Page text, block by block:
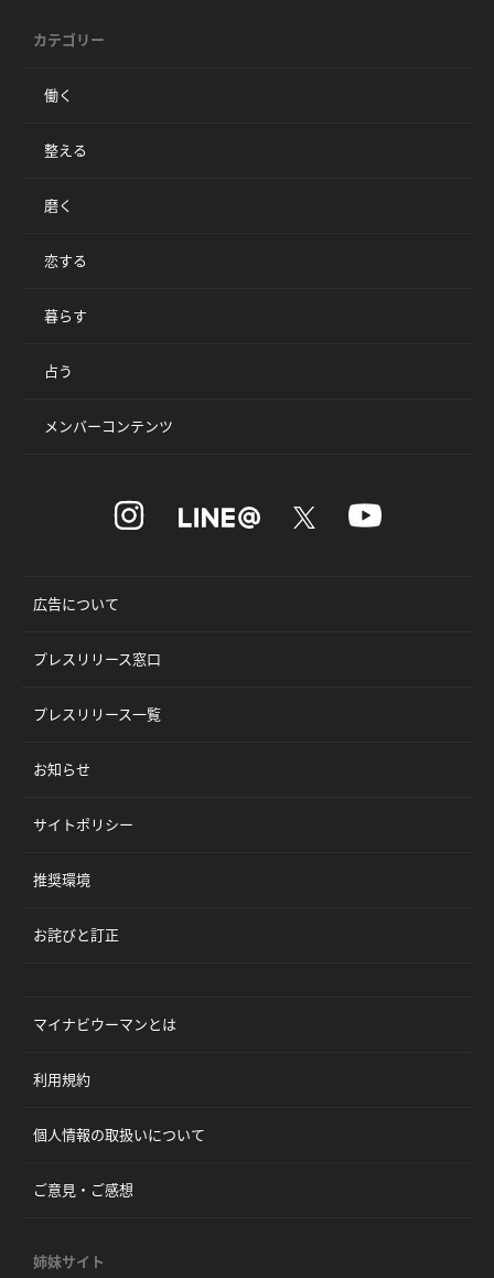
カテゴリー
働く
整える
磨く
恋する
暮らす
占う
メンバーコンテンツ
広告について
プレスリリース窓口
プレスリリース一覧
お知らせ
サイトポリシー
推奨環境
お詫びと訂正
マイナビウーマンとは
利用規約
個人情報の取扱いについて
ご意見・ご感想
姉妹サイト